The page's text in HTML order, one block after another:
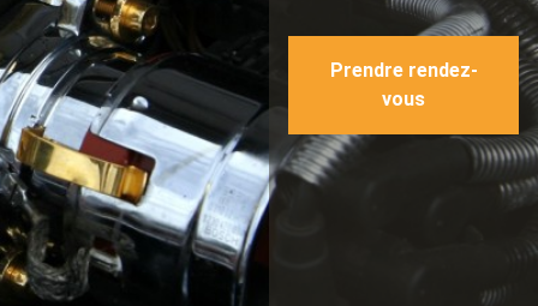
Prendre rendez-
vous